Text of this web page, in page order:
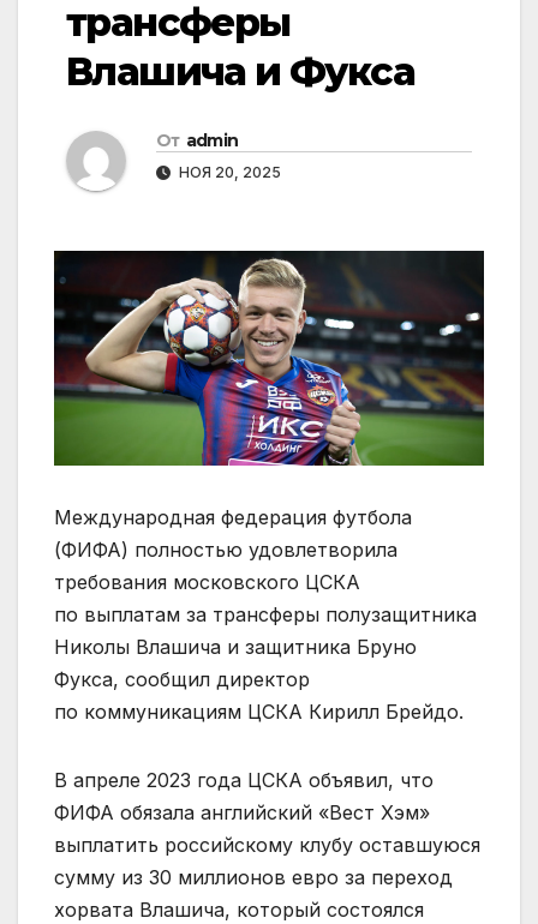
трансферы
Влашича и Фукса
От admin
НОЯ 20, 2025
Международная федерация футбола
(ФИФА) полностью удовлетворила
требования московского ЦСКА
по выплатам за трансферы полузащитника
Николы Влашича и защитника Бруно
Фукса, сообщил директор
по коммуникациям ЦСКА Кирилл Брейдо.
В апреле 2023 года ЦСКА объявил, что
ФИФА обязала английский «Вест Хэм»
выплатить российскому клубу оставшуюся
сумму из 30 миллионов евро за переход
хорвата Влашича, который состоялся